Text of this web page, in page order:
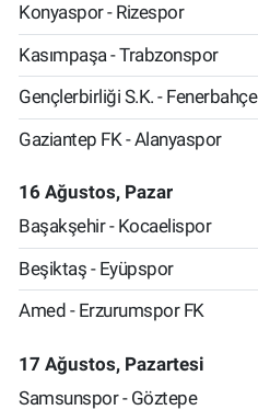
Konyaspor - Rizespor
Kasımpaşa - Trabzonspor
Gençlerbirliği S.K. - Fenerbahçe
Gaziantep FK - Alanyaspor
16 Ağustos, Pazar
Başakşehir - Kocaelispor
Beşiktaş - Eyüpspor
Amed - Erzurumspor FK
17 Ağustos, Pazartesi
Samsunspor - Göztepe